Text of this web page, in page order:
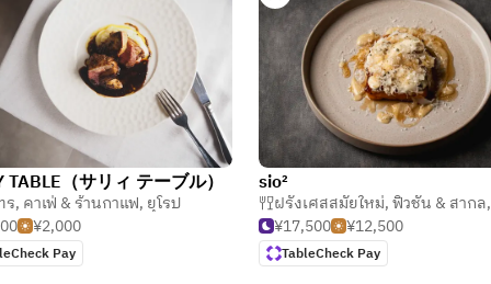
TABLE（サリィ テーブル）
ร, คาเฟ่ & ร้านกาแฟ, ยุโรป
¥2,000
Pay
sio²
ฝรั่งเศสสมัยใหม่, ฟิวชั่น & สากล
¥17,500
¥12,500
TableCheck Pay